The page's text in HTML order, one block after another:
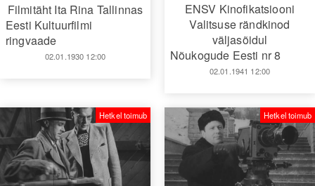
Filmitäht Ita Rina Tallinnas
Eesti Kultuurfilmi
ringvaade
02.01.1930 12:00
ENSV Kinofikatsiooni
Valitsuse rändkinod
väljasõidul
Nõukogude Eesti nr 8
02.01.1941 12:00
Hetkel toimub Hetkel toimub